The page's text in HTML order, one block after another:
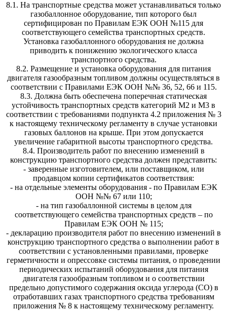
8.1. На транспортные средства может устанавливаться только
газобаллонное оборудование, тип которого был
сертифицирован по Правилам ЕЭК ООН №115 для
соответствующего семейства транспортных средств.
Установка газобаллонного оборудования не должна
приводить к понижению экологического класса
транспортного средства.
8.2. Размещение и установка оборудования для питания
двигателя газообразным топливом должны осуществляться в
соответствии с Правилами ЕЭК ООН №№ 36, 52, 66 и 115.
8.3. Должна быть обеспечена поперечная статическая
устойчивость транспортных средств категорий М2 и М3 в
соответствии с требованиями подпункта 4.2 приложения № 3
к настоящему техническому регламенту в случае установки
газовых баллонов на крыше. При этом допускается
увеличение габаритной высоты транспортного средства.
8.4. Производитель работ по внесению изменений в
конструкцию транспортного средства должен представить:
- заверенные изготовителем, или поставщиком, или
продавцом копии сертификатов соответствия:
- на отдельные элементы оборудования - по Правилам ЕЭК
ООН №№ 67 или 110;
- на тип газобаллонной системы в целом для
соответствующего семейства транспортных средств – по
Правилам ЕЭК ООН № 115;
- декларацию производителя работ по внесению изменений в
конструкцию транспортного средства о выполнении работ в
соответствии с установленными правилами, проверке
герметичности и опрессовке системы питания, о проведении
периодических испытаний оборудования для питания
двигателя газообразным топливом и о соответствии
предельно допустимого содержания оксида углерода (СО) в
отработавших газах транспортного средства требованиям
приложения № 8 к настоящему техническому регламенту.